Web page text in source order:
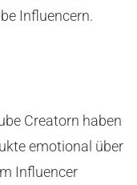
Influencern.
Creatorn haben
emotional über
Influencer